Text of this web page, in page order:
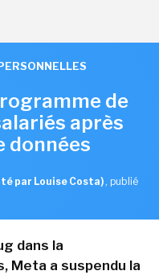
de
après
données
par Louise Costa) , publié
dans la
Meta a suspendu la